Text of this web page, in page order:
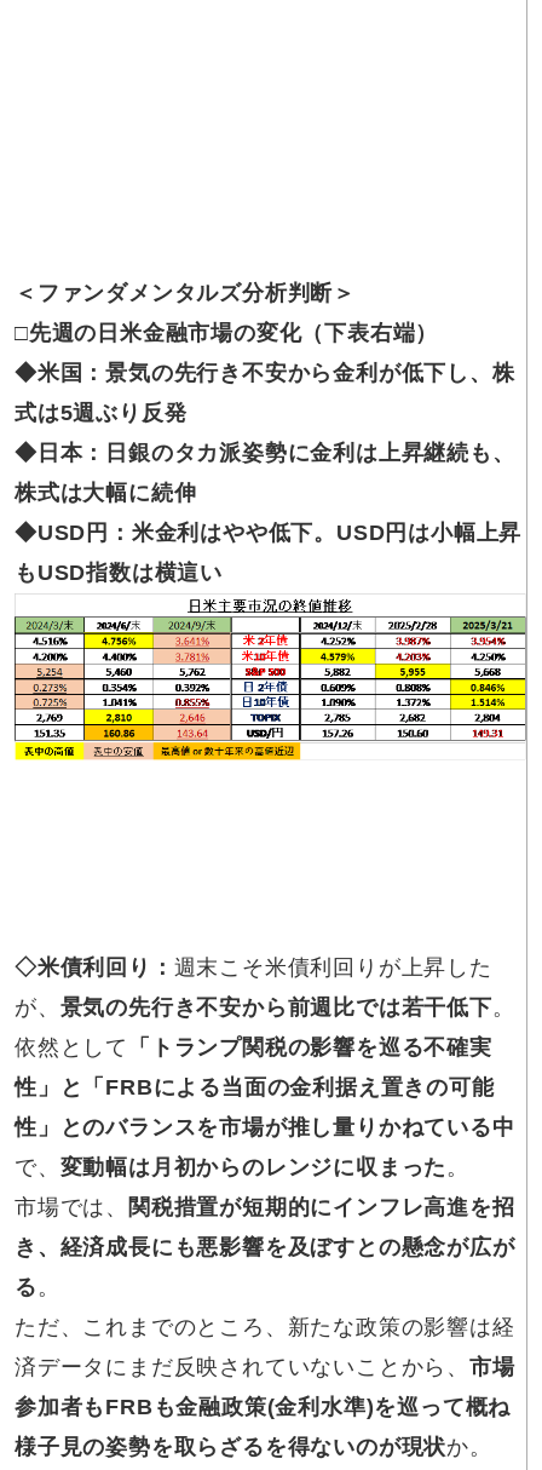
＜ファンダメンタルズ分析判断＞
□先週の日米金融市場の変化（下表右端）
◆米国：景気の先行き不安から金利が低下し、株
式は5週ぶり反発
◆ 日本：日銀のタカ派姿勢に金利は上昇継続も、
株式は大幅に続伸
◆USD円 ：米金利はやや低下。USD円は小幅上昇
もUSD指数は横這い
◇米債利回り ： 週末こそ米債利回りが上昇した
が、 景気の先行き不安から前週比では若干低下。
依然として
「トランプ関税の影響を巡る不確実
性」と「FRBによる当面の金利据え置きの可能
性」とのバランスを市場が推し量りかねている中
で、 変動幅は月初からのレンジに収まった 。
市場では、 関税措置が短期的にインフレ高進を招
き、経済成長にも悪影響を及ぼすとの懸念が広が
る 。
ただ、これまでのところ、新たな政策の影響は経
済データにまだ反映されていないことから、 市場
参加者もFRBも金融政策(金利水準)を巡って概ね
様子見の姿勢を取らざるを得ないのが現状か。